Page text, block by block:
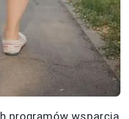
programów wsparcia